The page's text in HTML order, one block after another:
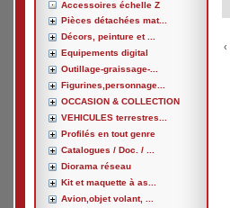
Accessoires échelle Z
Pièces détachées mat...
Décors, peinture et ...
Equipements digital
Outillage-graissage-...
Figurines,personnage...
OCCASION & COLLECTION
VEHICULES terrestres...
Profilés en tout genre
Catalogues / Doc. / ...
Diorama réseau
Kit et maquette à as...
Avion,objet volant, ...
‹